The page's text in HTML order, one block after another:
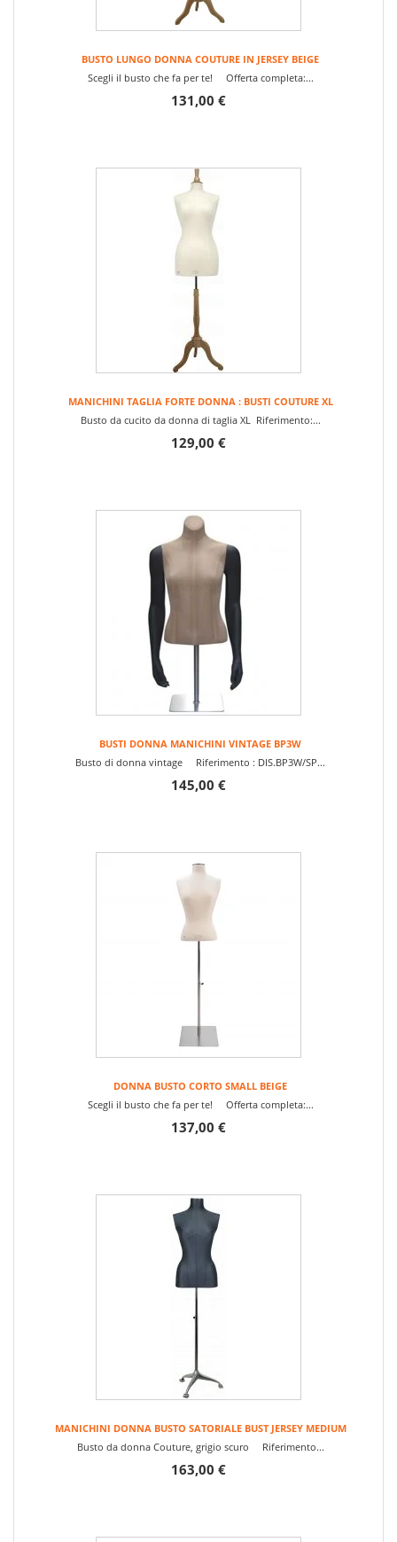
BUSTO LUNGO DONNA COUTURE IN JERSEY BEIGE
Scegli il busto che fa per te! Offerta completa:...
131,00 €
MANICHINI TAGLIA FORTE DONNA : BUSTI COUTURE XL
Busto da cucito da donna di taglia XL Riferimento:...
129,00 €
BUSTI DONNA MANICHINI VINTAGE BP3W
Busto di donna vintage Riferimento : DIS.BP3W/SP...
145,00 €
DONNA BUSTO CORTO SMALL BEIGE
Scegli il busto che fa per te! Offerta completa:...
137,00 €
MANICHINI DONNA BUSTO SATORIALE BUST JERSEY MEDIUM
Busto da donna Couture, grigio scuro Riferimento...
163,00 €